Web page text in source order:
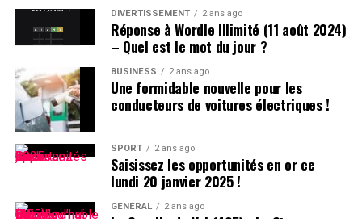
DÉCLARATION DE TIKTOK :
>
En collaboration avec nos
partenaires techniques,
nous travaillons activement
DIVERTISSEMENT 2 ans ago
Réponse à Wordle Illimité (11 août 2024)
– Quel est le mot du jour ?
BUSINESS 2 ans ago
Une formidable nouvelle pour les
conducteurs de voitures électriques !
SPORT 2 ans ago
Saisissez les opportunités en or ce
lundi 20 janvier 2025 !
GÉNÉRAL 2 ans ago